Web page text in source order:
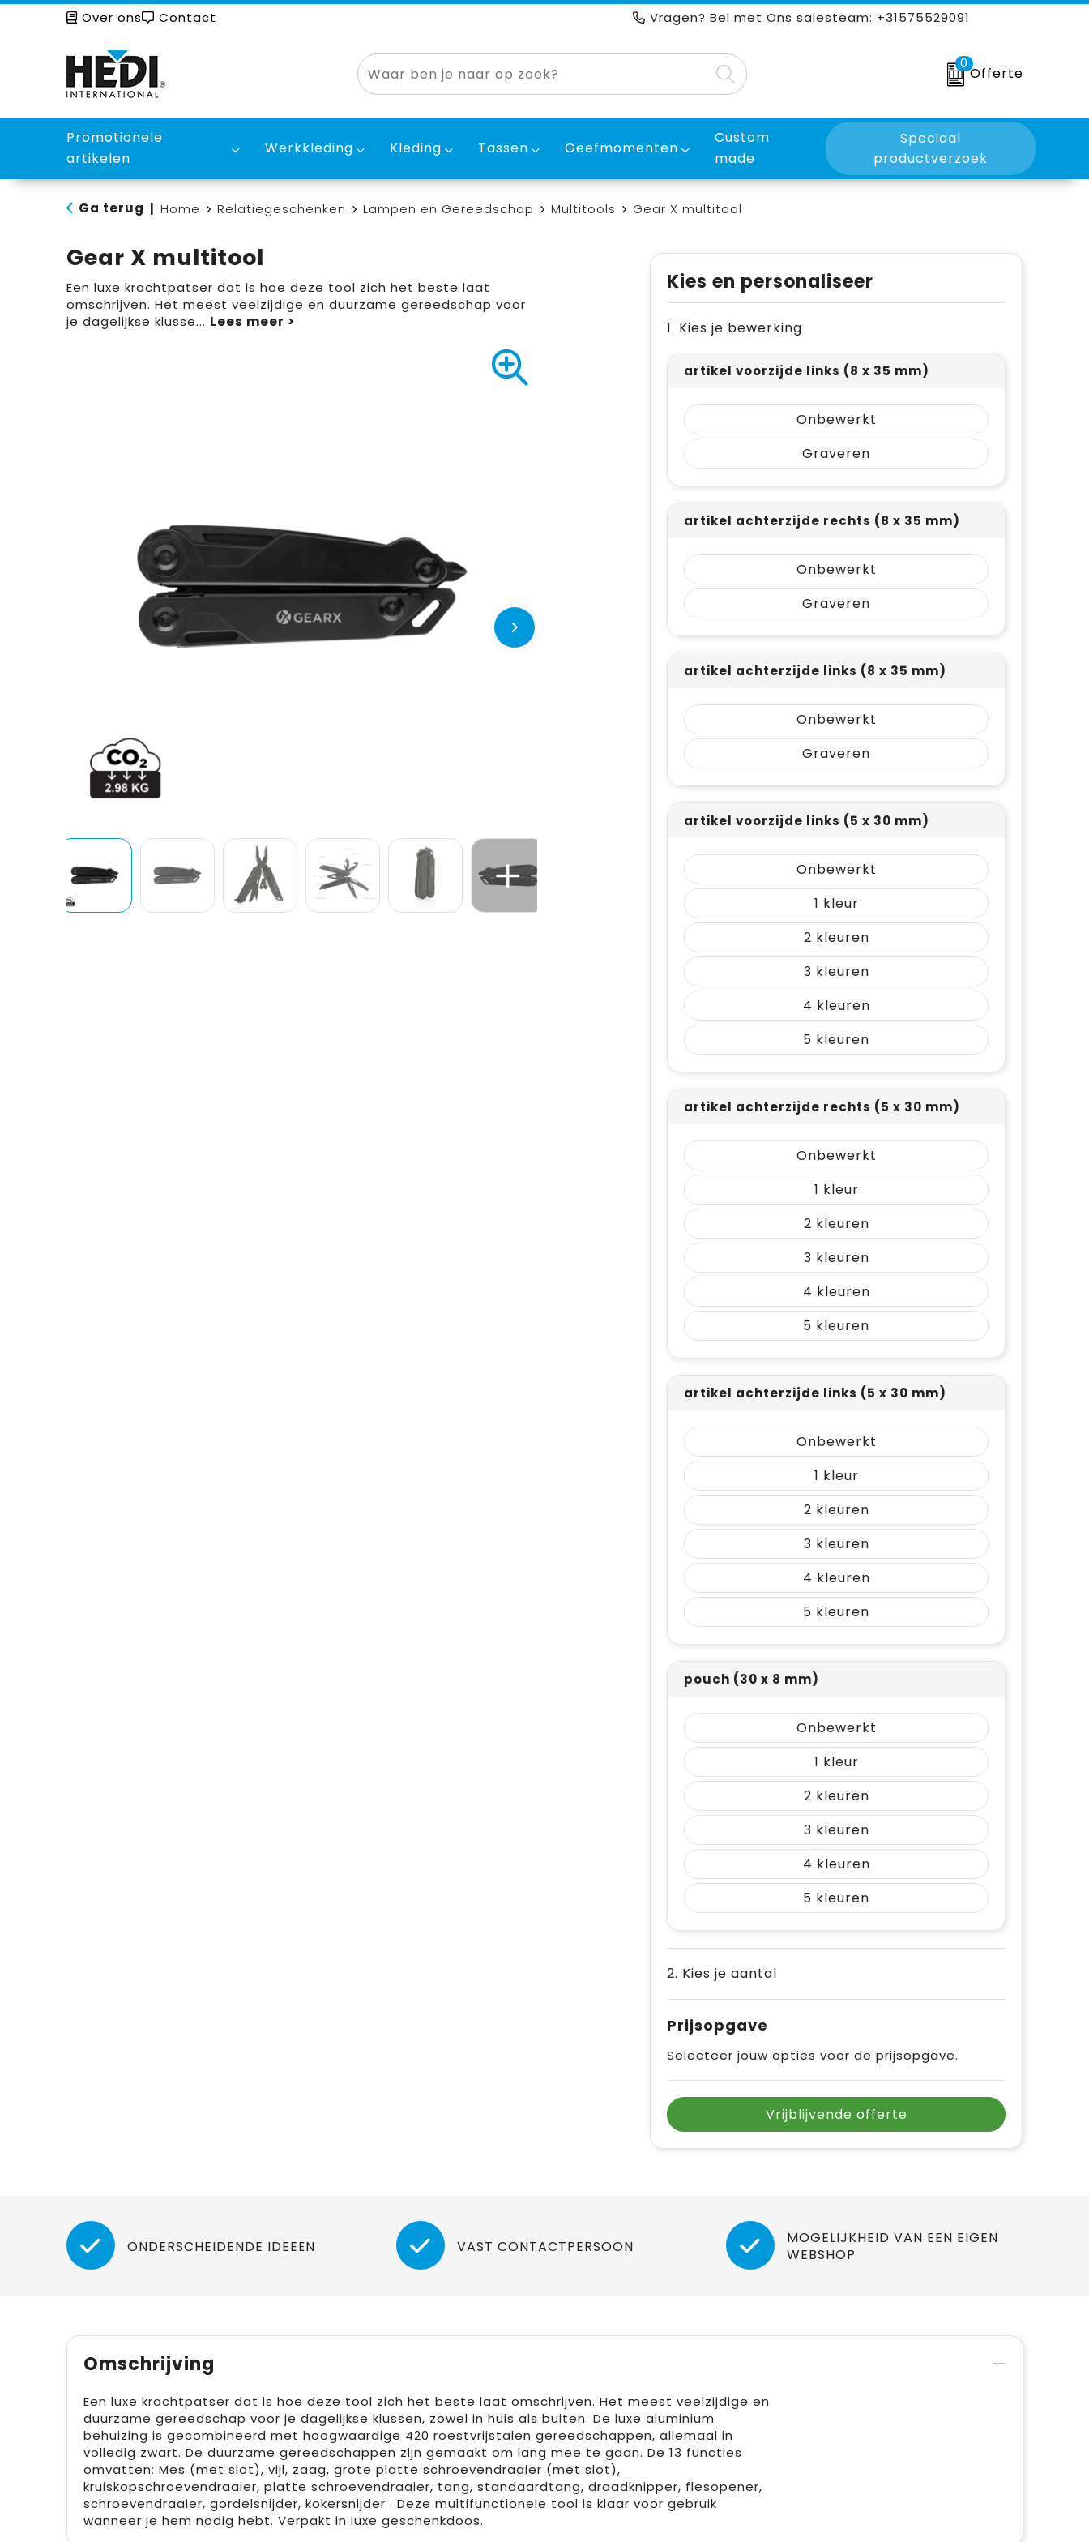
Over ons Contact Vragen? Bel met Ons salesteam: +31575529091
0
Offerte
Promotionele
artikelen
Werkkleding Kleding Tassen Geefmomenten
Custom
made
Speciaal
productverzoek
Ga terug Home Relatiegeschenken Lampen en Gereedschap Multitools Gear X multitool
Gear X multitool
Een luxe krachtpatser dat is hoe deze tool zich het beste laat
omschrijven. Het meest veelzijdige en duurzame gereedschap voor
je dagelijkse klusse...
Kies en personaliseer
1. Kies je bewerking
artikel voorzijde links (8 x 35 mm)
Onbewerkt
Graveren
artikel achterzijde rechts (8 x 35 mm)
Onbewerkt
Graveren
artikel achterzijde links (8 x 35 mm)
Onbewerkt
Graveren
artikel voorzijde links (5 x 30 mm)
Onbewerkt
1
2
3
4
5
artikel achterzijde rechts (5 x 30 mm)
Onbewerkt
1
2
3
4
5
artikel achterzijde links (5 x 30 mm)
Onbewerkt
1
2
3
4
5
pouch (30 x 8 mm)
Onbewerkt
1
2
3
4
5
2. Kies je aantal
Prijsopgave
Selecteer jouw opties voor de prijsopgave.
Vrijblijvende offerte
ONDERSCHEIDENDE IDEEËN VAST CONTACTPERSOON
MOGELIJKHEID VAN EEN EIGEN
WEBSHOP
Omschrijving
Een luxe krachtpatser dat is hoe deze tool zich het beste laat omschrijven. Het meest veelzijdige en
duurzame gereedschap voor je dagelijkse klussen, zowel in huis als buiten. De luxe aluminium
behuizing is gecombineerd met hoogwaardige 420 roestvrijstalen gereedschappen, allemaal in
volledig zwart. De duurzame gereedschappen zijn gemaakt om lang mee te gaan. De 13 functies
omvatten: Mes (met slot), vijl, zaag, grote platte schroevendraaier (met slot),
kruiskopschroevendraaier, platte schroevendraaier, tang, standaardtang, draadknipper, flesopener,
schroevendraaier, gordelsnijder, kokersnijder . Deze multifunctionele tool is klaar voor gebruik
wanneer je hem nodig hebt. Verpakt in luxe geschenkdoos.